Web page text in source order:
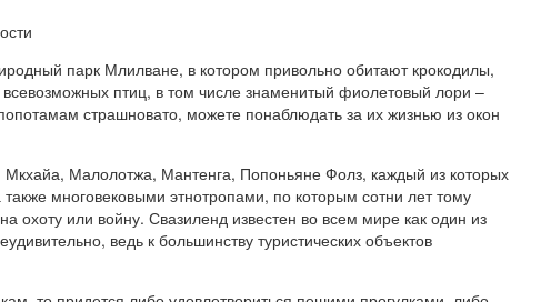
парк Млилване, в котором привольно обитают крокодилы,
птиц, в том числе знаменитый фиолетовый лори –
страшновато, можете понаблюдать за их жизнью из окон
Малолотжа, Мантенга, Попоньяне Фолз, каждый из которых
многовековыми этнотропами, по которым сотни лет тому
охоту или войну. Свазиленд известен во всем мире как один из
ведь к большинству туристических объектов